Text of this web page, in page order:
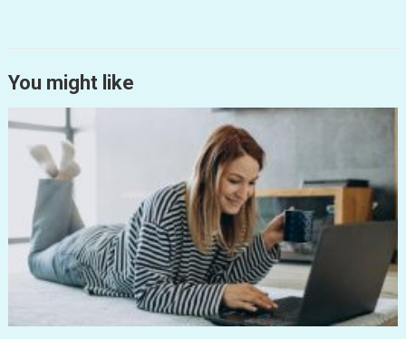
You might like